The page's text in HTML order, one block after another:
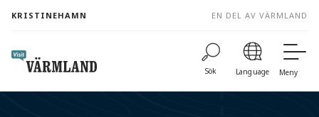
content
KRISTINEHAMN EN DEL AV VÄRMLAND
Sök Language Meny